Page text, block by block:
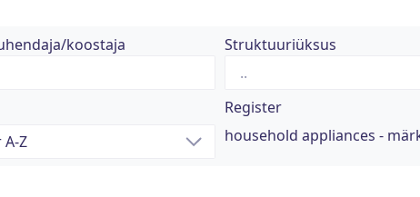
koostaja Struktuuriüksus
Register
household appliances -